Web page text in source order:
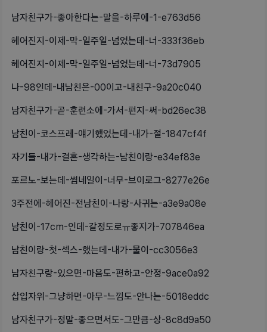
남자친구가-좋아한다는-말을-하루에-1-e763d56
헤어진지-이제-막-일주일-넘었는데-너-333f36eb
헤어진지-이제-막-일주일-넘었는데-너-73d7905
나-98인데-내남친은-00이고-내친구-9a20c040
남자친구가-곧-훈련소에-가서-편지-써-bd26ec38
남친이-코스프레-얘기했었는데-내가-절-1847cf4f
자기들-내가-결혼-생각하는-남친이랑-e34ef83e
포르노-보는데-썸네일이-너무-브이로그-8277e26e
3주전에-헤어진-전남친이-나랑-사귀는-a3e9a08e
남친이-17cm-인데-갈정도로ㅠ좋지가-707846ea
남친이랑-첫-섹스-했는데-내가-물이-cc3056e3
남자친구랑-있으면-마음도-편하고-안정-9ace0a92
삽입자위-그냥하면-아무-느낌도-안나는-5018eddc
남자친구가-정말-좋으면서도-그만큼-상-8c8d9a50